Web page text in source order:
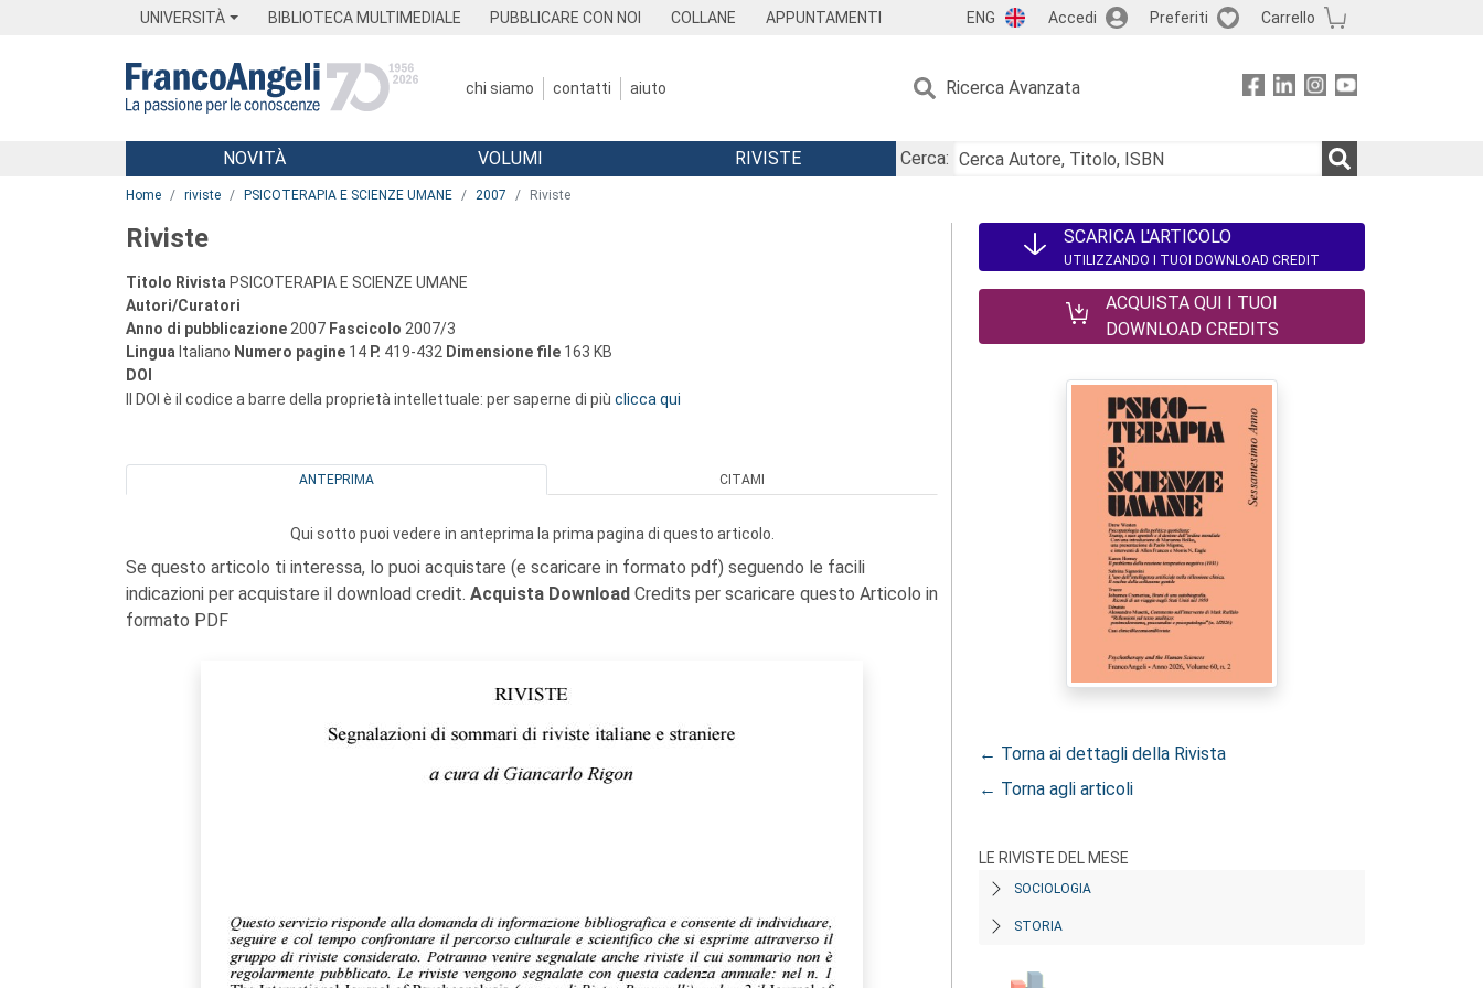
UNIVERSITÀ BIBLIOTECA MULTIMEDIALE PUBBLICARE CON NOI COLLANE APPUNTAMENTI ENG Accedi Preferiti Carrello
chi siamo contatti aiuto Ricerca Avanzata
Menu
NOVITÀ VOLUMI RIVISTE
Cerca:
Home riviste PSICOTERAPIA E SCIENZE UMANE 2007 Riviste
Riviste
Titolo Rivista PSICOTERAPIA E SCIENZE UMANE
Autori/Curatori
Anno di pubblicazione 2007 Fascicolo 2007/3
Lingua Italiano Numero pagine 14 P. 419-432 Dimensione file 163 KB
DOI
Il DOI è il codice a barre della proprietà intellettuale: per saperne di più clicca qui
ANTEPRIMA CITAMI
Qui sotto puoi vedere in anteprima la prima pagina di questo articolo.
Se questo articolo ti interessa, lo puoi acquistare (e scaricare in formato pdf) seguendo le facili
indicazioni per acquistare il download credit. Acquista Download Credits per scaricare questo Articolo in
formato PDF
SCARICA L'ARTICOLO
UTILIZZANDO I TUOI DOWNLOAD CREDIT
ACQUISTA QUI I TUOI
DOWNLOAD CREDITS
← Torna ai dettagli della Rivista
← Torna agli articoli
LE RIVISTE DEL MESE
SOCIOLOGIA
STORIA